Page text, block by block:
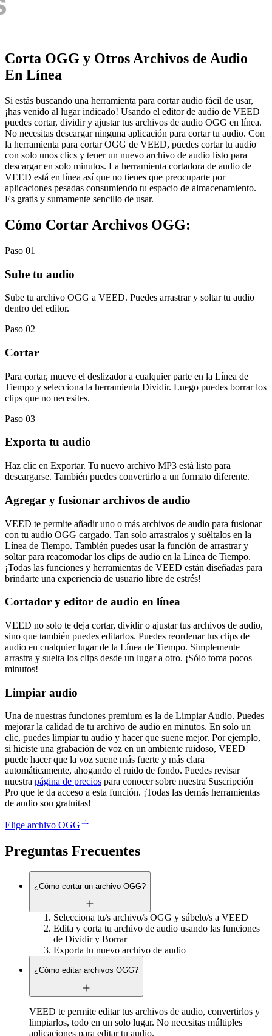
Corta OGG y Otros Archivos de Audio
En Línea
Si estás buscando una herramienta para cortar audio fácil de usar,
¡has venido al lugar indicado! Usando el editor de audio de VEED
puedes cortar, dividir y ajustar tus archivos de audio OGG en línea.
No necesitas descargar ninguna aplicación para cortar tu audio. Con
la herramienta para cortar OGG de VEED, puedes cortar tu audio
con solo unos clics y tener un nuevo archivo de audio listo para
descargar en solo minutos. La herramienta cortadora de audio de
VEED está en línea así que no tienes que preocuparte por
aplicaciones pesadas consumiendo tu espacio de almacenamiento.
Es gratis y sumamente sencillo de usar.
Cómo Cortar Archivos OGG:
Paso 01
Sube tu audio
Sube tu archivo OGG a VEED. Puedes arrastrar y soltar tu audio
dentro del editor.
Paso 02
Cortar
Para cortar, mueve el deslizador a cualquier parte en la Línea de
Tiempo y selecciona la herramienta Dividir. Luego puedes borrar los
clips que no necesites.
Paso 03
Exporta tu audio
Haz clic en Exportar. Tu nuevo archivo MP3 está listo para
descargarse. También puedes convertirlo a un formato diferente.
Agregar y fusionar archivos de audio
VEED te permite añadir uno o más archivos de audio para fusionar
con tu audio OGG cargado. Tan solo arrastralos y suéltalos en la
Línea de Tiempo. También puedes usar la función de arrastrar y
soltar para reacomodar los clips de audio en la Línea de Tiempo.
¡Todas las funciones y herramientas de VEED están diseñadas para
brindarte una experiencia de usuario libre de estrés!
Cortador y editor de audio en línea
VEED no solo te deja cortar, dividir o ajustar tus archivos de audio,
sino que también puedes editarlos. Puedes reordenar tus clips de
audio en cualquier lugar de la Línea de Tiempo. Simplemente
arrastra y suelta los clips desde un lugar a otro. ¡Sólo toma pocos
minutos!
Limpiar audio
Una de nuestras funciones premium es la de Limpiar Audio. Puedes
mejorar la calidad de tu archivo de audio en minutos. En solo un
clic, puedes limpiar tu audio y hacer que suene mejor. Por ejemplo,
si hiciste una grabación de voz en un ambiente ruidoso, VEED
puede hacer que la voz suene más fuerte y más clara
automáticamente, ahogando el ruido de fondo. Puedes revisar
nuestra página de precios para conocer sobre nuestra Suscripción
Pro que te da acceso a esta función. ¡Todas las demás herramientas
de audio son gratuitas!
Elige archivo OGG
Preguntas Frecuentes
¿Cómo cortar un archivo OGG?
Selecciona tu/s archivo/s OGG y súbelo/s a VEED
Edita y corta tu archivo de audio usando las funciones
de Dividir y Borrar
Exporta tu nuevo archivo de audio
¿Cómo editar archivos OGG?
VEED te permite editar tus archivos de audio, convertirlos y
limpiarlos, todo en un solo lugar. No necesitas múltiples
aplicaciones para editar tu audio.